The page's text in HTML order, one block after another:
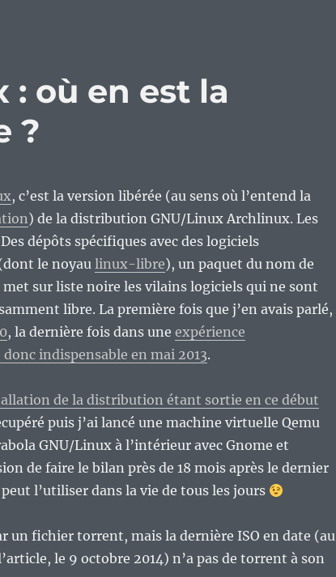
: où en est la
?
, c’est la version libérée (au sens où l’entend la
) de la distribution GNU/Linux Archlinux. Les
dépôts spécifiques avec des logiciels
le noyaulinux-libre), un paquet du nom de
sur liste noire les vilains logiciels qui ne sont
libre. La première fois que j’en avais parlé,
, la dernière fois dans une expérience
indispensable en mai 2013.
de la distribution étant sortie en ce début
puis j’ai lancé une machine virtuelle Qemu
GNU/Linux à l’intérieur avec Gnome et
de faire le bilan près de 18 mois après le dernier
l’utiliser dans la vie de tous les jours
un fichier torrent, mais la dernière ISO en date (au
le 9 octobre 2014) n’a pas de torrent à son